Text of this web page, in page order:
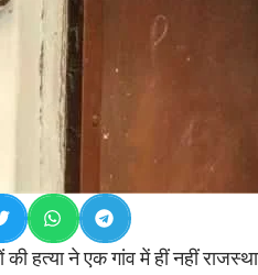
की हत्या ने एक गांव में हीं नहीं